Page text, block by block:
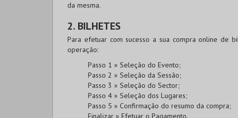
da mesma.
2. BILHETES
Para efetuar com sucesso a sua compra online de
operação:
Passo 1 » Seleção do Evento;
Passo 2 » Seleção da Sessão;
Passo 3 » Seleção do Sector;
Passo 4 » Seleção dos Lugares;
Passo 5 » Confirmação do resumo da compra;
Finalizar » Efetuar o Pagamento.